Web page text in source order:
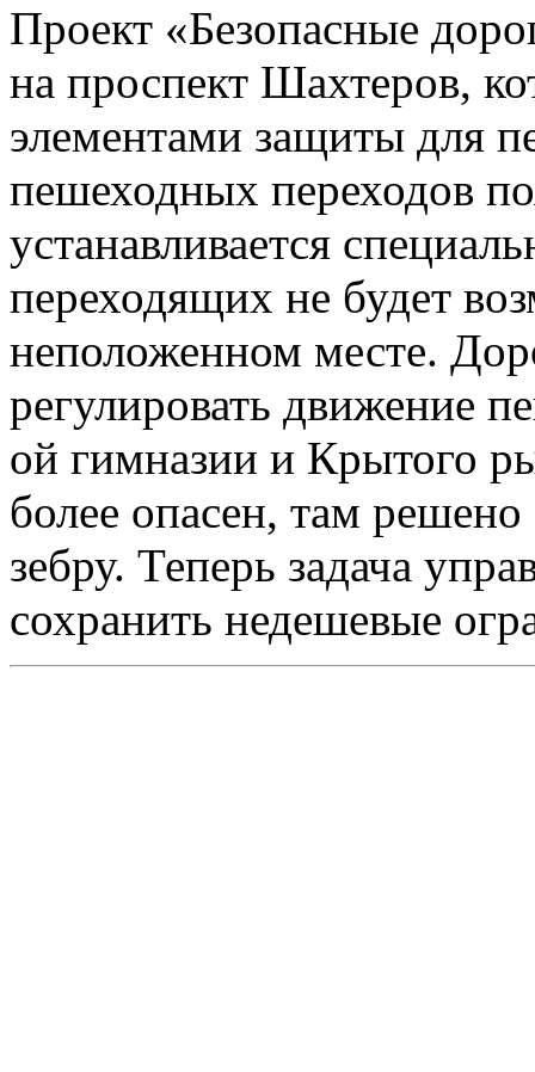
Проект «Безопасные
на проспект Шахтеров,
элементами защиты для
пешеходных переходов
устанавливается
переходящих не будет
неположенном месте.
регулировать движение
ой гимназии и Крытого
более опасен, там
зебру. Теперь задача
сохранить недешевые